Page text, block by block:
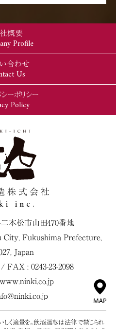
概要
Profile
合わせ
Us
ーポリシー
Policy
株式会社
inc.
二本松市山田470番地
City, Fukushima Prefecture,
Japan
/ FAX : 0243-23-2098
しく適量を。飲酒運転は法律で禁じられ